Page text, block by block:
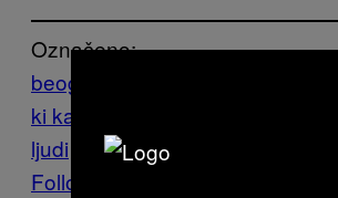
Označeno:
beograd
ki kamp
ljudi
politika Pomoć
Follow Us On Discover